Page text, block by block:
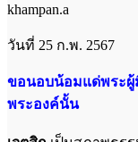
khampan.a
วันที่ 25 ก.พ. 2567
ขอนอบน้อมแด่พระ
พระองค์นั้น